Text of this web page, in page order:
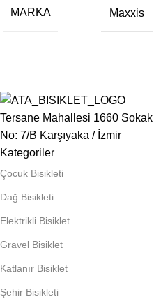
MARKA Maxxis
Tersane Mahallesi 1660 Sokak
No: 7/B Karşıyaka / İzmir
Kategoriler
Çocuk Bisikleti
Dağ Bisikleti
Elektrikli Bisiklet
Gravel Bisiklet
Katlanır Bisiklet
Şehir Bisikleti